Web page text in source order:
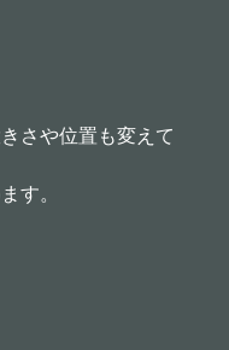
さや位置も変えて
す。